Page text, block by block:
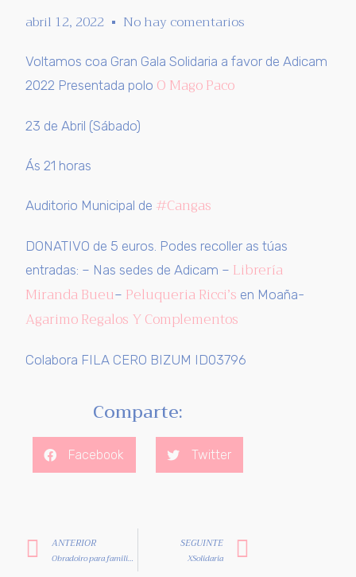
abril 12, 2022 No hay comentarios
Voltamos coa Gran Gala Solidaria a favor de Adicam
2022 Presentada polo O Mago Paco
23 de Abril (Sábado)
Ás 21 horas
Auditorio Municipal de #Cangas
DONATIVO de 5 euros. Podes recoller as túas
entradas: – Nas sedes de Adicam – Librería
Miranda Bueu– Peluqueria Ricci’s en Moaña-
Agarimo Regalos Y Complementos
Colabora FILA CERO BIZUM ID03796
Comparte:
Facebook Twitter
ANTERIOR
Obradoiro para familiares “polo mesmo camiño”
SEGUINTE
XSolidaria